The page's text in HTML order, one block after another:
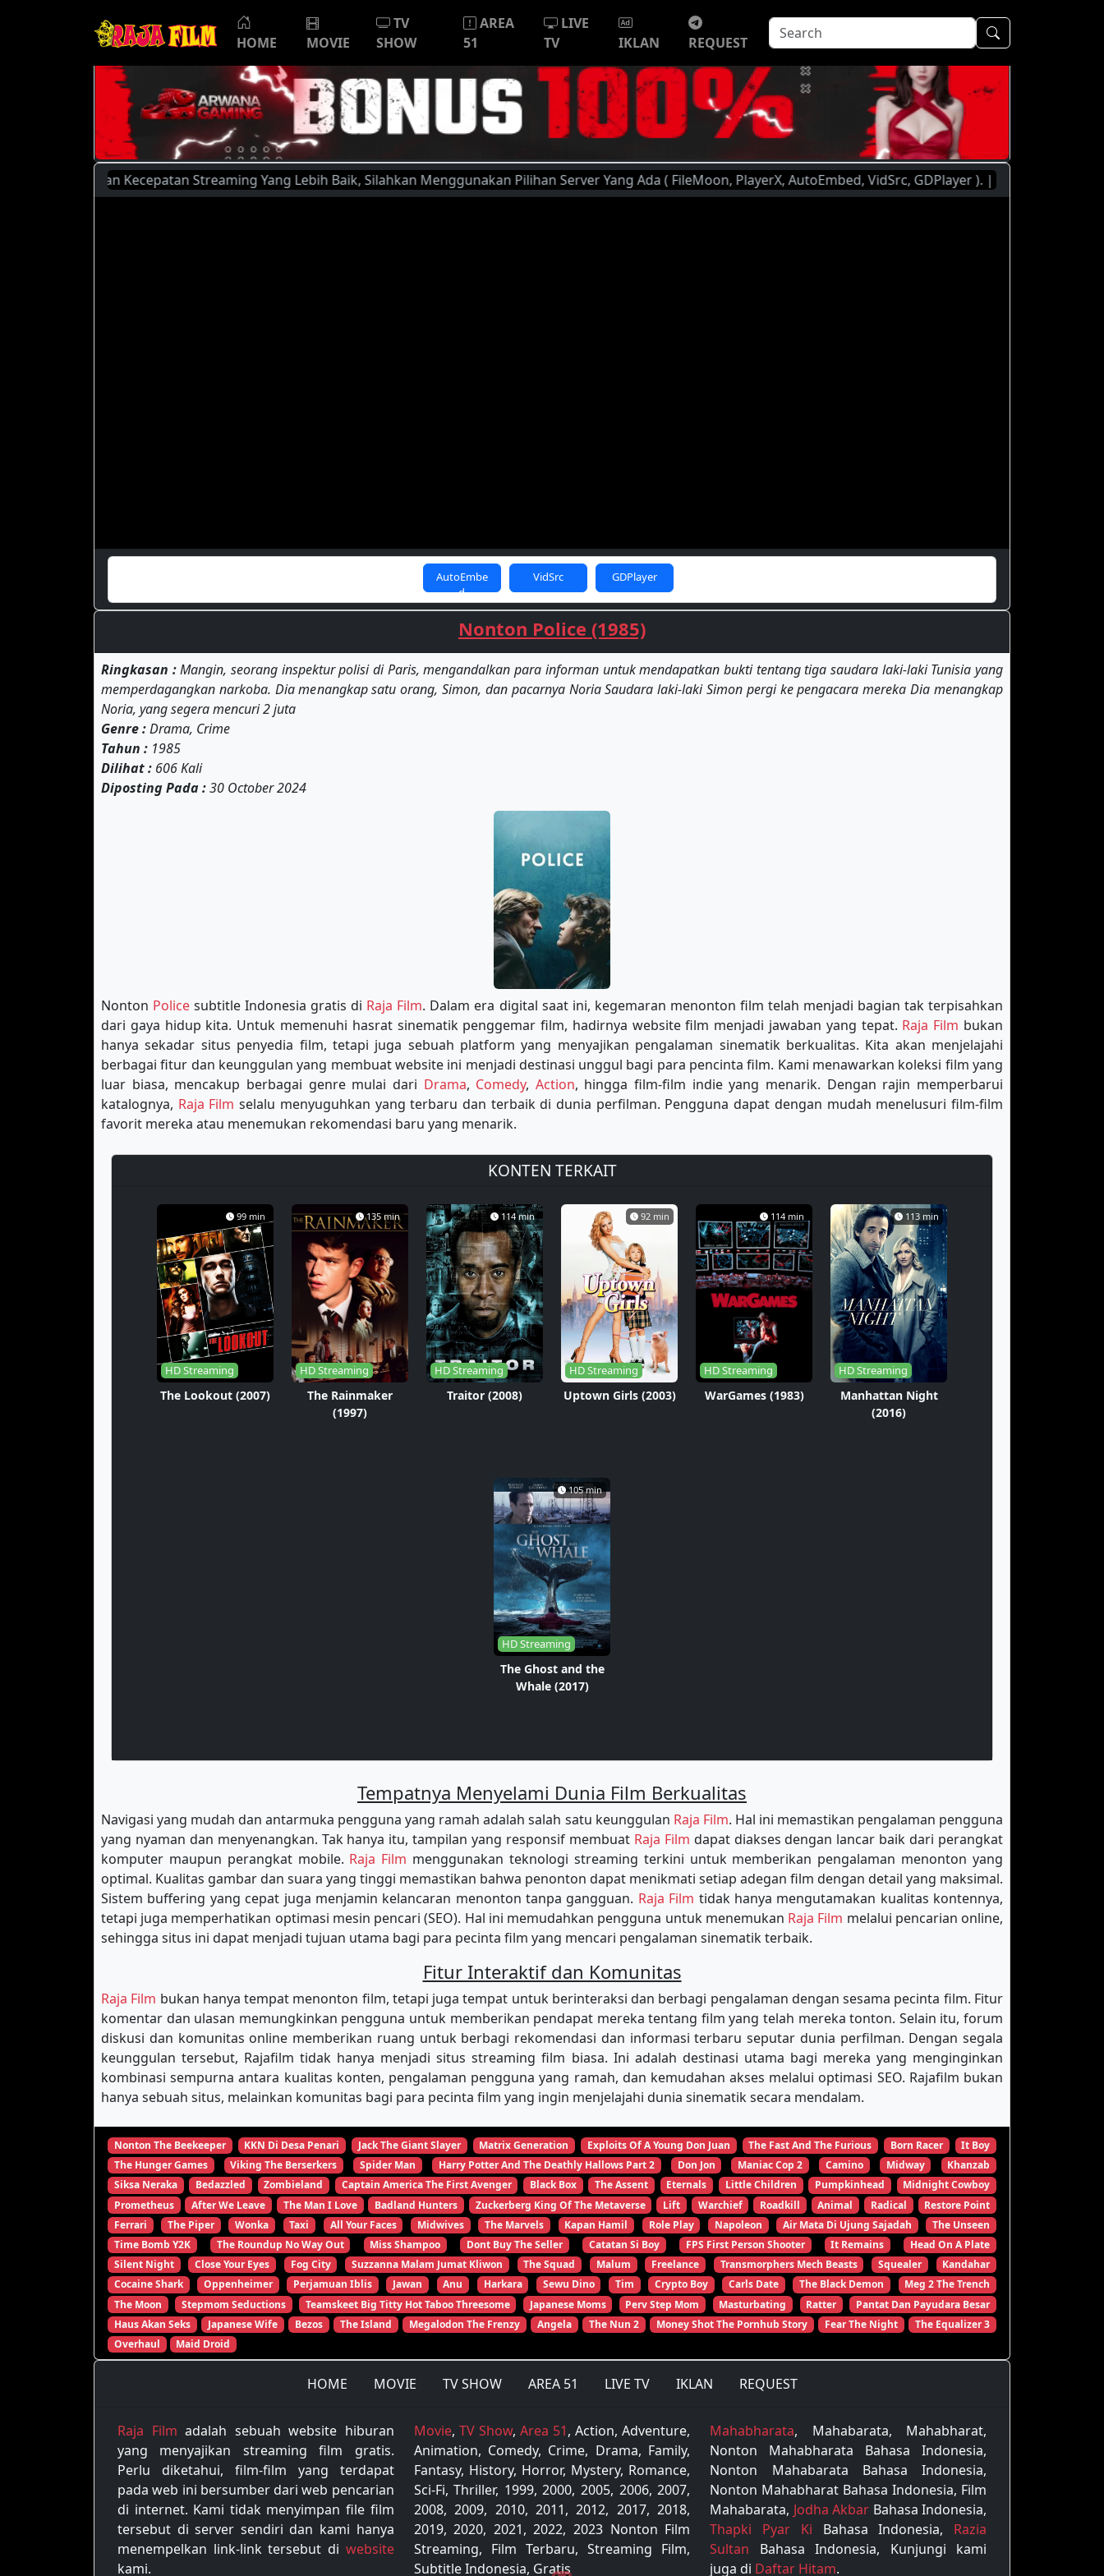
HOME MOVIE
TV
SHOW
AREA
51
LIVE
TV
IKLAN REQUEST
dan Kecepatan Streaming Yang Lebih Baik, Silahkan Menggunakan Pilihan Server Yang Ada ( FileMoon, PlayerX, AutoEmbed, VidSrc, GDPlayer ). | You Are Currently
AutoEmbe
d
VidSrc GDPlayer
Nonton Police (1985)
Ringkasan :Mangin, seorang inspektur polisi di Paris, mengandalkan para informan untuk mendapatkan bukti tentang tiga saudara laki-laki Tunisia yang
memperdagangkan narkoba. Dia menangkap satu orang, Simon, dan pacarnya Noria Saudara laki-laki Simon pergi ke pengacara mereka Dia menangkap
Noria, yang segera mencuri 2 juta
Genre :Drama, Crime
Tahun : 1985
Dilihat : 606 Kali
Diposting Pada :30 October 2024
Nonton Police subtitle Indonesia gratis di Raja Film. Dalam era digital saat ini, kegemaran menonton film telah menjadi bagian tak terpisahkan
dari gaya hidup kita. Untuk memenuhi hasrat sinematik penggemar film, hadirnya website film menjadi jawaban yang tepat. Raja Film bukan
hanya sekadar situs penyedia film, tetapi juga sebuah platform yang menyajikan pengalaman sinematik berkualitas. Kita akan menjelajahi
berbagai fitur dan keunggulan yang membuat website ini menjadi destinasi unggul bagi para pencinta film. Kami menawarkan koleksi film yang
luar biasa, mencakup berbagai genre mulai dari Drama, Comedy, Action, hingga film-film indie yang menarik. Dengan rajin memperbarui
katalognya, Raja Film selalu menyuguhkan yang terbaru dan terbaik di dunia perfilman. Pengguna dapat dengan mudah menelusuri film-film
favorit mereka atau menemukan rekomendasi baru yang menarik.
KONTEN TERKAIT
99 min
HD Streaming
The Lookout (2007)
135 min
HD Streaming
The Rainmaker
(1997)
114 min
HD Streaming
Traitor (2008)
92 min
HD Streaming
Uptown Girls (2003)
114 min
HD Streaming
WarGames (1983)
113 min
HD Streaming
Manhattan Night
(2016)
105 min
HD Streaming
The Ghost and the
Whale (2017)
Tempatnya Menyelami Dunia Film Berkualitas
Navigasi yang mudah dan antarmuka pengguna yang ramah adalah salah satu keunggulan Raja Film. Hal ini memastikan pengalaman pengguna
yang nyaman dan menyenangkan. Tak hanya itu, tampilan yang responsif membuat Raja Film dapat diakses dengan lancar baik dari perangkat
komputer maupun perangkat mobile. Raja Film menggunakan teknologi streaming terkini untuk memberikan pengalaman menonton yang
optimal. Kualitas gambar dan suara yang tinggi memastikan bahwa penonton dapat menikmati setiap adegan film dengan detail yang maksimal.
Sistem buffering yang cepat juga menjamin kelancaran menonton tanpa gangguan. Raja Film tidak hanya mengutamakan kualitas kontennya,
tetapi juga memperhatikan optimasi mesin pencari (SEO). Hal ini memudahkan pengguna untuk menemukan Raja Film melalui pencarian online,
sehingga situs ini dapat menjadi tujuan utama bagi para pecinta film yang mencari pengalaman sinematik terbaik.
Fitur Interaktif dan Komunitas
Raja Film bukan hanya tempat menonton film, tetapi juga tempat untuk berinteraksi dan berbagi pengalaman dengan sesama pecinta film. Fitur
komentar dan ulasan memungkinkan pengguna untuk memberikan pendapat mereka tentang film yang telah mereka tonton. Selain itu, forum
diskusi dan komunitas online memberikan ruang untuk berbagi rekomendasi dan informasi terbaru seputar dunia perfilman. Dengan segala
keunggulan tersebut, Rajafilm tidak hanya menjadi situs streaming film biasa. Ini adalah destinasi utama bagi mereka yang menginginkan
kombinasi sempurna antara kualitas konten, pengalaman pengguna yang ramah, dan kemudahan akses melalui optimasi SEO. Rajafilm bukan
hanya sebuah situs, melainkan komunitas bagi para pecinta film yang ingin menjelajahi dunia sinematik secara mendalam.
Nonton The Beekeeper KKN Di Desa Penari Jack The Giant Slayer Matrix Generation Exploits Of A Young Don Juan The Fast And The Furious Born Racer
It Boy
The Hunger Games
Viking The Berserkers Spider Man Harry Potter And The Deathly Hallows Part 2 Don Jon Maniac Cop 2 Camino Midway
Khanzab
Siksa Neraka
Bedazzled Zombieland Captain America The First Avenger Black Box The Assent Eternals Little Children Pumpkinhead
Midnight Cowboy
Prometheus
After We Leave The Man I Love Badland Hunters Zuckerberg King Of The Metaverse Lift Warchief Roadkill Animal Radical
Restore Point
Ferrari
The Piper Wonka Taxi All Your Faces Midwives The Marvels Kapan Hamil Role Play Napoleon Air Mata Di Ujung Sajadah
The Unseen
Time Bomb Y2K
The Roundup No Way Out Miss Shampoo Dont Buy The Seller Catatan Si Boy FPS First Person Shooter It Remains
Head On A Plate
Silent Night
Close Your Eyes Fog City Suzzanna Malam Jumat Kliwon The Squad Malum Freelance Transmorphers Mech Beasts Squealer
Kandahar
Cocaine Shark
Oppenheimer Perjamuan Iblis Jawan Anu Harkara Sewu Dino Tim Crypto Boy Carls Date The Black Demon
Meg 2 The Trench
The Moon
Stepmom Seductions Teamskeet Big Titty Hot Taboo Threesome Japanese Moms Perv Step Mom Masturbating Ratter
Pantat Dan Payudara Besar
Haus Akan Seks
Japanese Wife Bezos The Island Megalodon The Frenzy Angela The Nun 2 Money Shot The Pornhub Story Fear The Night
The Equalizer 3
Overhaul
Maid Droid
HOME MOVIE TV SHOW AREA 51 LIVE TV IKLAN REQUEST
Raja Film adalah sebuah website hiburan
yang menyajikan streaming film gratis.
Perlu diketahui, film-film yang terdapat
pada web ini bersumber dari web pencarian
di internet. Kami tidak menyimpan file film
tersebut di server sendiri dan kami hanya
menempelkan link-link tersebut di website
kami.
Movie, TV Show, Area 51, Action, Adventure,
Animation, Comedy, Crime, Drama, Family,
Fantasy, History, Horror, Mystery, Romance,
Sci-Fi, Thriller, 1999, 2000, 2005, 2006, 2007,
2008, 2009, 2010, 2011, 2012, 2017, 2018,
2019, 2020, 2021, 2022, 2023 Nonton Film
Streaming, Film Terbaru, Streaming Film,
Subtitle Indonesia, Gratis
Mahabharata, Mahabarata, Mahabharat,
Nonton Mahabharata Bahasa Indonesia,
Nonton Mahabarata Bahasa Indonesia,
Nonton Mahabharat Bahasa Indonesia, Film
Mahabarata, Jodha Akbar Bahasa Indonesia,
Thapki Pyar Ki Bahasa Indonesia, Razia
Sultan Bahasa Indonesia, Kunjungi kami
juga di Daftar Hitam.